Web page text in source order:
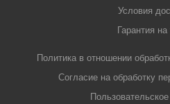
Условия
Гарантия на
Политика в отношении
Cогласие на обработку